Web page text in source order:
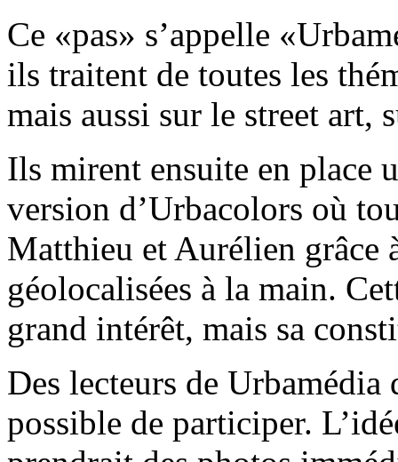
Ce «pas» s’appelle
ils traitent de toutes les
mais aussi sur le street art,
Ils mirent ensuite en place
version d’Urbacolors où
Matthieu et Aurélien grâce
géolocalisées à la main.
grand intérêt, mais sa
Des lecteurs de Urbamédia
possible de participer.